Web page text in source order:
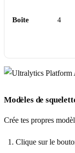
Boîte 4
Modèles de
Crée tes propres
Clique sur le